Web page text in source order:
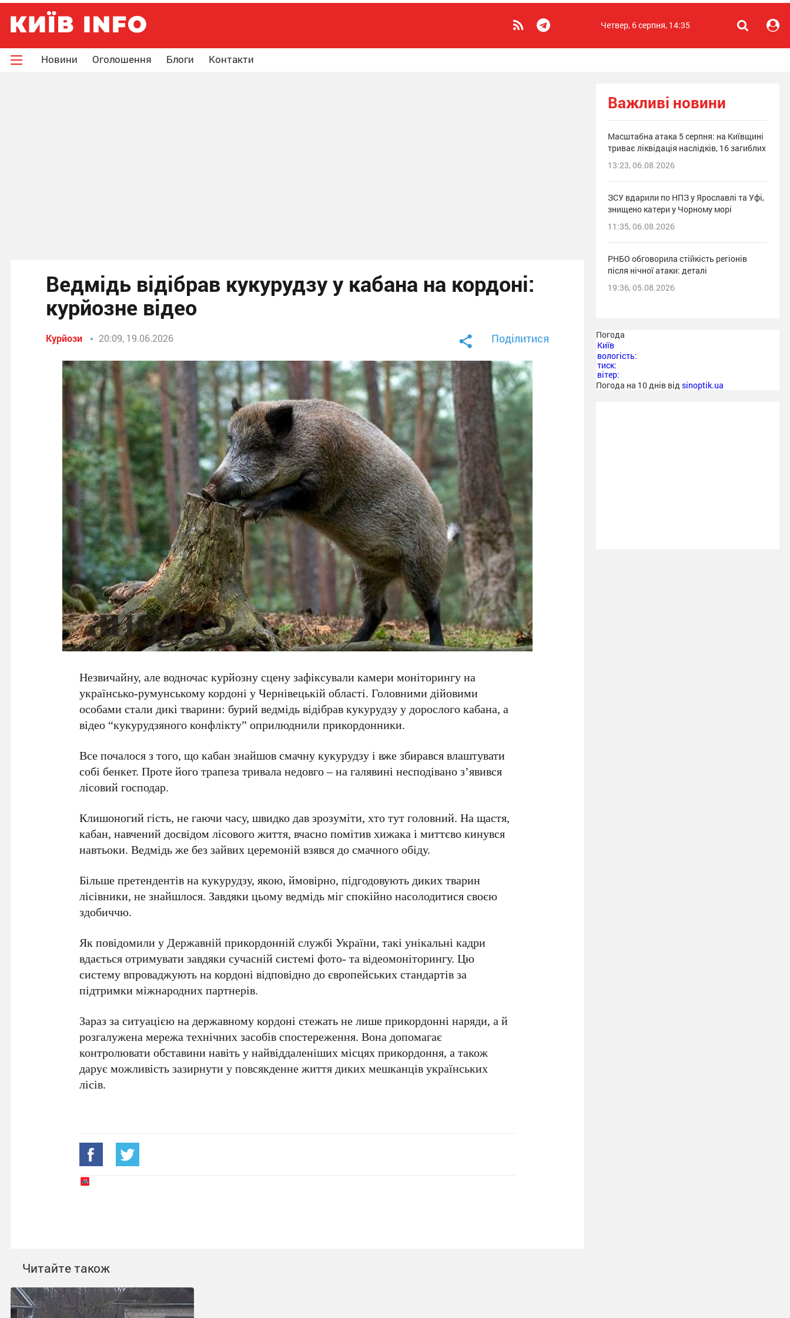
Четвер, 6 серпня, 14:35
Новини Оголошення Блоги Контакти
Ведмідь відібрав кукурудзу у кабана на кордоні:
курйозне відео
Курйози 20:09, 19.06.2026 Поділитися
Незвичайну, але водночас курйозну сцену зафіксували камери моніторингу на
українсько-румунському кордоні уЧернівецькій області. Головними дійовими
особами стали дикі тварини: бурийведмідьвідібрав кукурудзу у дорослогокабана, а
відео “кукурудзяного конфлікту” оприлюднили прикордонники.
Все почалося з того, щокабанзнайшов смачну кукурудзу і вже збирався влаштувати
собі бенкет. Проте його трапеза тривала недовго – на галявині несподівано з’явився
лісовий господар.
Клишоногий гість, не гаючи часу, швидко дав зрозуміти, хто тут головний. На щастя,
кабан, навчений досвідом лісового життя, вчасно помітив хижака і миттєво кинувся
навтьоки.Ведмідьже без зайвих церемоній взявся до смачного обіду.
Більше претендентів на кукурудзу, якою, ймовірно, підгодовують диких тварин
лісівники, не знайшлося. Завдяки цьому ведмідь міг спокійно насолодитися своєю
здобиччю.
Як повідомили уДержавній прикордонній службі України, такі унікальні кадри
вдається отримувати завдяки сучасній системі фото- та відеомоніторингу. Цю
систему впроваджують на кордоні відповідно доєвропейських стандартівза
підтримкиміжнародних партнерів.
Зараз за ситуацією надержавному кордоні стежать не лише прикордонні наряди, а й
розгалужена мережа технічних засобів спостереження. Вона допомагає
контролювати обставини навіть у найвіддаленіших місцях прикордоння, а також
дарує можливість зазирнути у повсякденне життя диких мешканців українських
лісів.
Читайте також
Важливі новини
Масштабна атака 5 серпня: на Київщині
триває ліквідація наслідків, 16 загиблих
13:23, 06.08.2026
ЗСУ вдарили по НПЗ у Ярославлі та Уфі,
знищено катери у Чорному морі
11:35, 06.08.2026
РНБО обговорила стійкість регіонів
після нічної атаки: деталі
19:36, 05.08.2026
Погода
Київ
вологість:
тиск:
вітер:
Погода на 10 днів від sinoptik.ua